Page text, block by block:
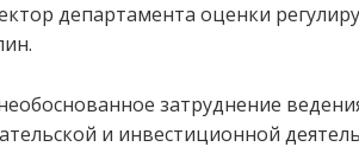
департамента оценки
затруднение
и инвестиционной